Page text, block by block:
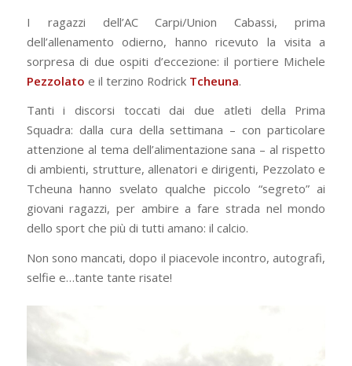
I ragazzi dell’AC Carpi/Union Cabassi, prima
dell’allenamento odierno, hanno ricevuto la visita a
sorpresa di due ospiti d’eccezione: il portiere Michele
Pezzolato e il terzino Rodrick Tcheuna.
Tanti i discorsi toccati dai due atleti della Prima
Squadra: dalla cura della settimana – con particolare
attenzione al tema dell’alimentazione sana – al rispetto
di ambienti, strutture, allenatori e dirigenti, Pezzolato e
Tcheuna hanno svelato qualche piccolo “segreto” ai
giovani ragazzi, per ambire a fare strada nel mondo
dello sport che più di tutti amano: il calcio.
Non sono mancati, dopo il piacevole incontro, autografi,
selfie e…tante tante risate!